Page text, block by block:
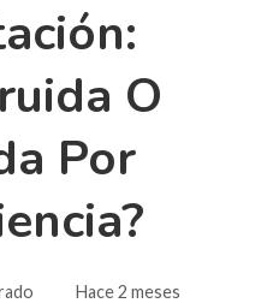
O
Por
Hace 2 meses